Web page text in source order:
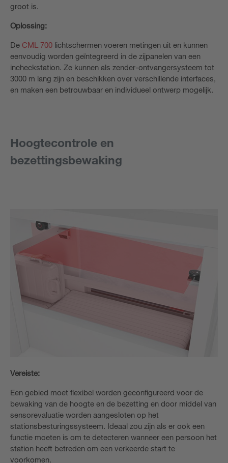
groot is.
Oplossing:
De CML 700 lichtschermen voeren metingen uit en kunnen
eenvoudig worden geïntegreerd in de zijpanelen van een
incheckstation. Ze kunnen als zender-ontvangersysteem tot
3000 m lang zijn en beschikken over verschillende interfaces,
en maken een betrouwbaar en individueel ontwerp mogelijk.
Hoogtecontrole en
bezettingsbewaking
Vereiste:
Een gebied moet flexibel worden geconfigureerd voor de
bewaking van de hoogte en de bezetting en door middel van
sensorevaluatie worden aangesloten op het
stationsbesturingssysteem. Ideaal zou zijn als er ook een
functie moeten is om te detecteren wanneer een persoon het
station heeft betreden om een verkeerde start te
voorkomen.